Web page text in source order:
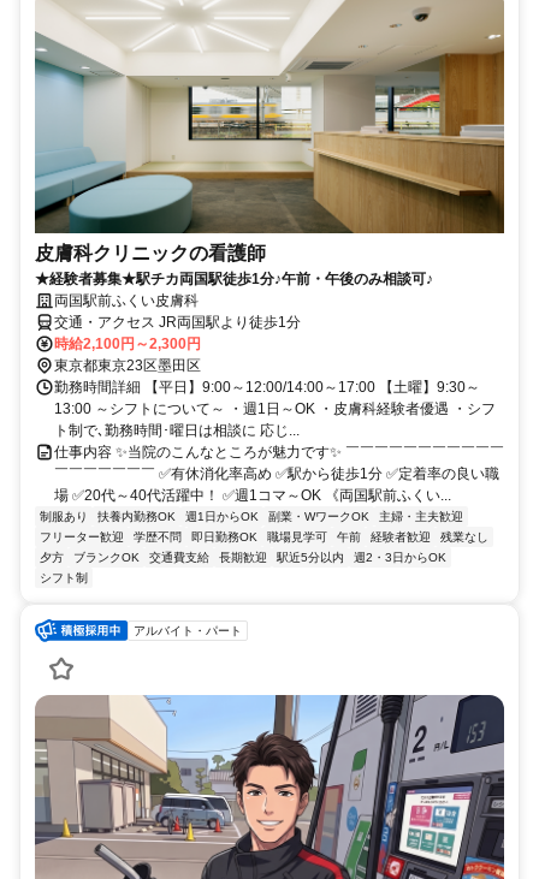
皮膚科クリニックの看護師
★経験者募集★駅チカ両国駅徒歩1分♪午前・午後のみ相談可♪
両国駅前ふくい皮膚科
交通・アクセス JR両国駅より徒歩1分
時給2,100円～2,300円
東京都東京23区墨田区
勤務時間詳細 【平日】9:00～12:00/14:00～17:00 【土曜】9:30～
13:00 ～シフトについて～ ・週1日～OK ・皮膚科経験者優遇 ・シフ
ト制で､勤務時間･曜日は相談に 応じ...
仕事内容 ✨当院のこんなところが魅力です✨ ￣￣￣￣￣￣￣￣￣￣￣
￣￣￣￣￣￣￣ ✅有休消化率高め ✅駅から徒歩1分 ✅定着率の良い職
場 ✅20代～40代活躍中！ ✅週1コマ～OK 《両国駅前ふくい...
制服あり 扶養内勤務OK 週1日からOK 副業・WワークOK
主婦・主夫歓迎
フリーター歓迎
学歴不問 即日勤務OK 職場見学可 午前 経験者歓迎
残業なし
夕方
ブランクOK 交通費支給 長期歓迎 駅近5分以内
週2・3日からOK
シフト制
アルバイト・パート